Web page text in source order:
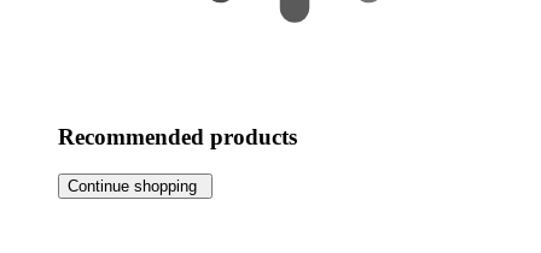
Recommended products
Continue shopping